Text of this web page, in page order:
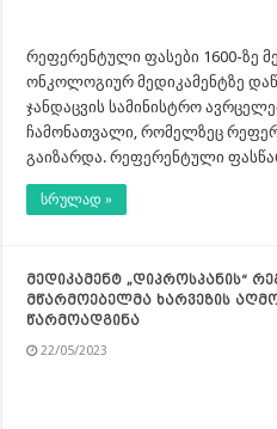
რეფერენტული ფასები 1600-ზე
ონკოლოგიურ მედიკამენტზე
ჯანდაცვის სამინისტრო
ჩამონათვალი, რომელზეც
გაიზარდა. რეფერენტული
სრულად »
მედიკამენტ „დიპროსპანის“
მწარმოებელმა ხარვეზის
წარმოადგინა
22/05/2023